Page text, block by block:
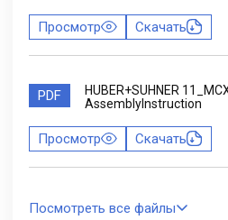
Просмотр Скачать
PDF
HUBER+SUHNER
AssemblyInstruction
Просмотр Скачать
Посмотреть все файлы